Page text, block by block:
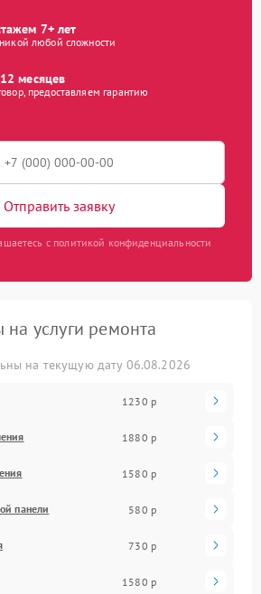
7+ лет
любой сложности
месяцев
предоставляем гарантию
Отправить заявку
с политикой конфиденциальности
услуги ремонта
на текущую дату 06.08.2026
1230 р
1880 р
1580 р
панели 580 р
730 р
1580 р